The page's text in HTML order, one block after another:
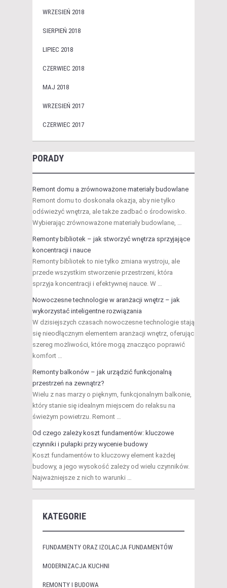
WRZESIEŃ 2018
SIERPIEŃ 2018
LIPIEC 2018
CZERWIEC 2018
MAJ 2018
WRZESIEŃ 2017
CZERWIEC 2017
PORADY
Remont domu a zrównoważone materiały budowlane
Remont domu to doskonała okazja, aby nie tylko
odświeżyć wnętrza, ale także zadbać o środowisko.
Wybierając zrównoważone materiały budowlane, …
Remonty bibliotek – jak stworzyć wnętrza sprzyjające
koncentracji i nauce
Remonty bibliotek to nie tylko zmiana wystroju, ale
przede wszystkim stworzenie przestrzeni, która
sprzyja koncentracji i efektywnej nauce. W …
Nowoczesne technologie w aranżacji wnętrz – jak
wykorzystać inteligentne rozwiązania
W dzisiejszych czasach nowoczesne technologie stają
się nieodłącznym elementem aranżacji wnętrz, oferując
szereg możliwości, które mogą znacząco poprawić
komfort …
Remonty balkonów – jak urządzić funkcjonalną
przestrzeń na zewnątrz?
Wielu z nas marzy o pięknym, funkcjonalnym balkonie,
który stanie się idealnym miejscem do relaksu na
świeżym powietrzu. Remont …
Od czego zależy koszt fundamentów: kluczowe
czynniki i pułapki przy wycenie budowy
Koszt fundamentów to kluczowy element każdej
budowy, a jego wysokość zależy od wielu czynników.
Najważniejsze z nich to warunki …
KATEGORIE
FUNDAMENTY ORAZ IZOLACJA FUNDAMENTÓW
MODERNIZACJA KUCHNI
REMONTY I BUDOWA